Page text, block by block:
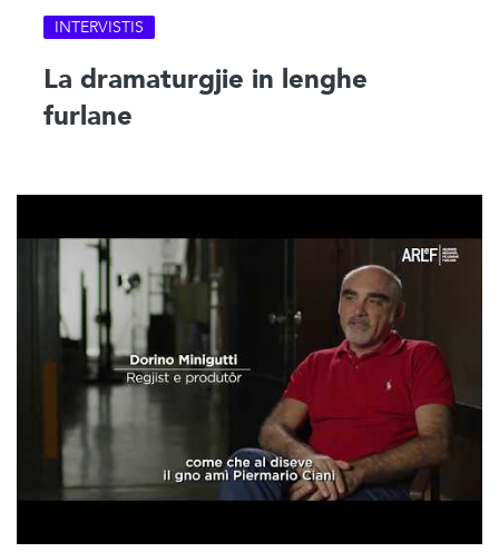
INTERVISTIS
La dramaturgjie in lenghe
furlane